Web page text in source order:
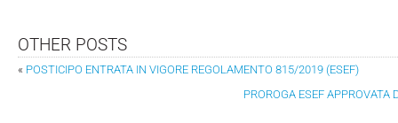
OTHER POSTS
« POSTICIPO ENTRATA IN VIGORE REGOLAMENTO 815/2019 (ESEF)
PROROGA ESEF APPROVATA